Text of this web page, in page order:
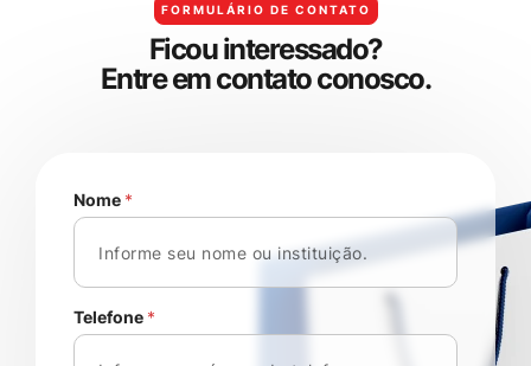
FORMULÁRIO DE CONTATO
Ficouinteressado?
Entreemcontatoconosco.
Nome *
Telefone *